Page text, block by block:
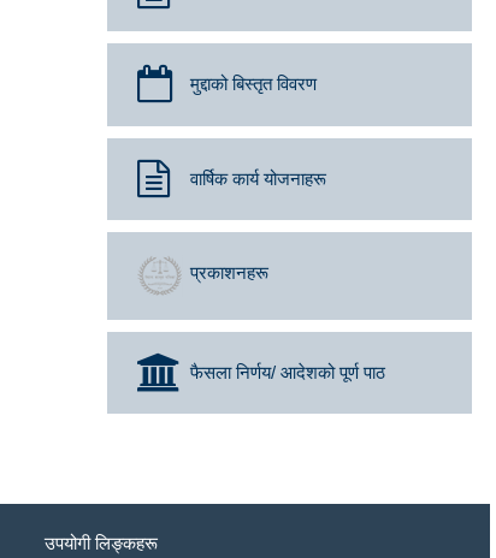
मुद्दाको बिस्तृत विवरण
वार्षिक कार्य योजनाहरू
प्रकाशनहरू
फैसला निर्णय/ आदेशको पूर्ण पाठ
उपयोगी लिङ्कहरू